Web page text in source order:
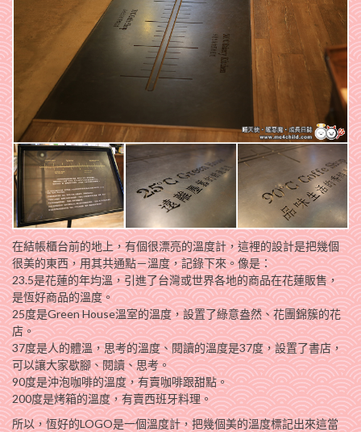
在結帳櫃台前的地上，有個很漂亮的溫度計，這裡的設計是把幾個
很美的東西，用其共通點－溫度，記錄下來。像是：
23.5是花蓮的年均溫，引進了台灣或世界各地的商品在花蓮販售，
是恆好商品的溫度。
25度是Green House溫室的溫度，設置了綠意盎然、花團錦簇的花
店。
37度是人的體溫，思考的溫度、閱讀的溫度是37度，設置了書店，
可以讓大家歇腳、閱讀、思考。
90度是沖泡咖啡的溫度，有賣咖啡跟甜點。
200度是烤箱的溫度，有賣西班牙料理。
所以，恆好的LOGO是一個溫度計，把幾個美的溫度標記出來這當